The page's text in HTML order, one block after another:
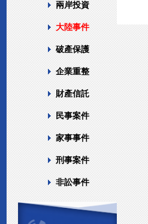
兩岸投資
大陸事件
破產保護
企業重整
財產信託
民事案件
家事事件
刑事案件
非訟事件